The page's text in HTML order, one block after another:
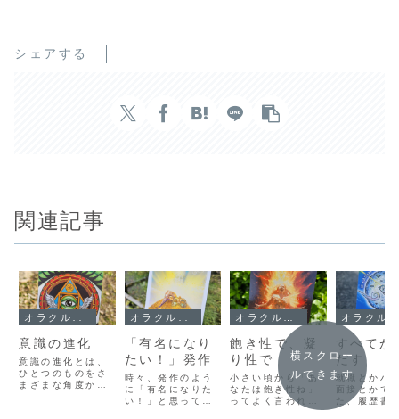
シェアする
関連記事
オラクルメッセージ
意識の進化
意識の進化とは、
ひとつのものをさ
まざまな角度から
オラクルメッセージ
「有名になり
たい！」発作
時々、発作のよう
に「有名になりた
い！」と思ってし
オラクルメッセージ
飽き性で、凝
り性で
小さい頃から「あ
なたは飽き性ね」
ってよく言われて
いました。でも、
すべてが
だす
就職とかバ
面接とかで
た、履歴書
横スクロー
ルできます